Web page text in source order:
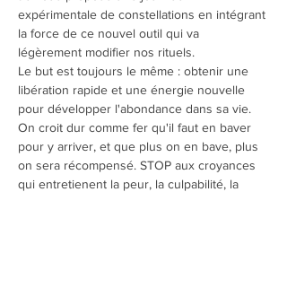
expérimentale de constellations en intégrant
la force de ce nouvel outil qui va
légèrement modifier nos rituels.
Le but est toujours le même : obtenir une
libération rapide et une énergie nouvelle
pour développer l'abondance dans sa vie.
On croit dur comme fer qu'il faut en baver
pour y arriver, et que plus on en bave, plus
on sera récompensé. STOP aux croyances
qui entretienent la peur, la culpabilité, la